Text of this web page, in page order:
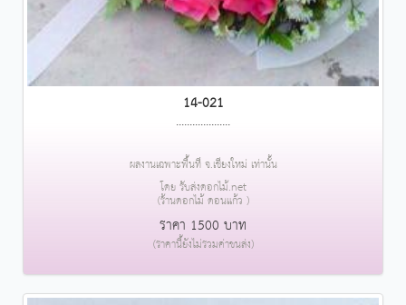
14-021
....................
ผลงานเฉพาะพื้นที่ จ.เชียงใหม่ เท่านั้น
โดย รับส่งดอกไม้.net
(ร้านดอกไม้ ดอนแก้ว )
ราคา 1500 บาท
(ราคานี้ยังไม่รวมค่าขนส่ง)